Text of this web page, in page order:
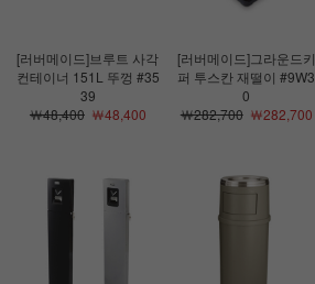
[러버메이드]브루트 사각
컨테이너 151L 뚜껑 #35
39
￦48,400￦48,400
[러버메이드]그라운드키
퍼 투스칸 재떨이 #9W3
0
￦282,700￦282,700